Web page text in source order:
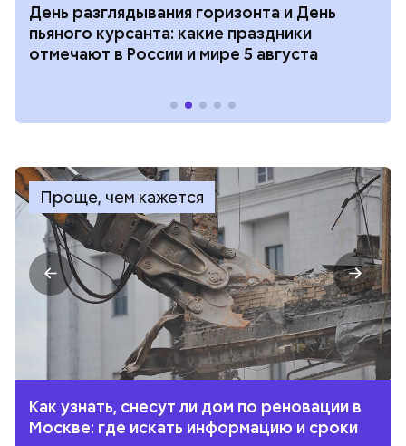
День разглядывания горизонта и День
пьяного курсанта: какие праздники
отмечают в России и мире 5 августа
Проще, чем кажется
Как узнать, снесут ли дом по реновации в
Москве: где искать информацию и сроки